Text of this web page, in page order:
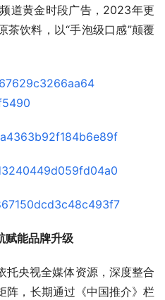
道黄金时段广告，2023年更
茶饮料，以“手泡级口感”颠覆
赋能品牌升级
托央视全媒体资源，深度整合
阵，长期通过《中国推介》栏